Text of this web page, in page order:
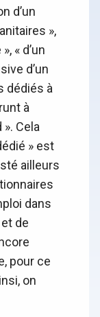
d’un
»,
« d’un
d’un
dédiés à
à
». Cela
» est
ailleurs
dans
de
pour ce
on